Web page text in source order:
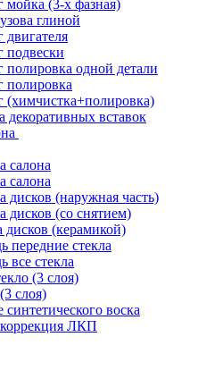
мойка (3-х фазная)
глиной
двигателя
подвески
полировка одной детали
полировка
(химчистка+полировка)
декоративных вставок
салона
салона
дисков (наружная часть)
дисков (со снятием)
дисков (керамикой)
передние стекла
все стекла
(3 слоя)
слоя)
воска
ЛКП